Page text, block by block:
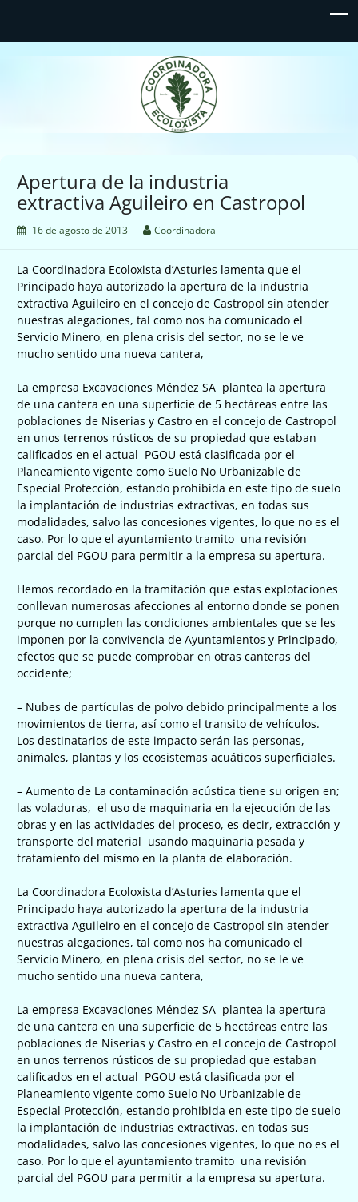
Coordinadora Ecoloxista
d'Asturies
Apertura de la industria
extractiva Aguileiro en Castropol
16 de agosto de 2013 Coordinadora
La Coordinadora Ecoloxista d’Asturies lamenta que el
Principado haya autorizado la apertura de la industria
extractiva Aguileiro en el concejo de Castropol sin atender
nuestras alegaciones, tal como nos ha comunicado el
Servicio Minero, en plena crisis del sector, no se le ve
mucho sentido una nueva cantera,
La empresa Excavaciones Méndez SA plantea la apertura
de una cantera en una superficie de 5 hectáreas entre las
poblaciones de Niserias y Castro en el concejo de Castropol
en unos terrenos rústicos de su propiedad que estaban
calificados en el actual PGOU está clasificada por el
Planeamiento vigente como Suelo No Urbanizable de
Especial Protección, estando prohibida en este tipo de suelo
la implantación de industrias extractivas, en todas sus
modalidades, salvo las concesiones vigentes, lo que no es el
caso. Por lo que el ayuntamiento tramito una revisión
parcial del PGOU para permitir a la empresa su apertura.
Hemos recordado en la tramitación que estas explotaciones
conllevan numerosas afecciones al entorno donde se ponen
porque no cumplen las condiciones ambientales que se les
imponen por la convivencia de Ayuntamientos y Principado,
efectos que se puede comprobar en otras canteras del
occidente;
– Nubes de partículas de polvo debido principalmente a los
movimientos de tierra, así como el transito de vehículos.
Los destinatarios de este impacto serán las personas,
animales, plantas y los ecosistemas acuáticos superficiales.
– Aumento de La contaminación acústica tiene su origen en;
las voladuras, el uso de maquinaria en la ejecución de las
obras y en las actividades del proceso, es decir, extracción y
transporte del material usando maquinaria pesada y
tratamiento del mismo en la planta de elaboración.
La Coordinadora Ecoloxista d’Asturies lamenta que el
Principado haya autorizado la apertura de la industria
extractiva Aguileiro en el concejo de Castropol sin atender
nuestras alegaciones, tal como nos ha comunicado el
Servicio Minero, en plena crisis del sector, no se le ve
mucho sentido una nueva cantera,
La empresa Excavaciones Méndez SA plantea la apertura
de una cantera en una superficie de 5 hectáreas entre las
poblaciones de Niserias y Castro en el concejo de Castropol
en unos terrenos rústicos de su propiedad que estaban
calificados en el actual PGOU está clasificada por el
Planeamiento vigente como Suelo No Urbanizable de
Especial Protección, estando prohibida en este tipo de suelo
la implantación de industrias extractivas, en todas sus
modalidades, salvo las concesiones vigentes, lo que no es el
caso. Por lo que el ayuntamiento tramito una revisión
parcial del PGOU para permitir a la empresa su apertura.